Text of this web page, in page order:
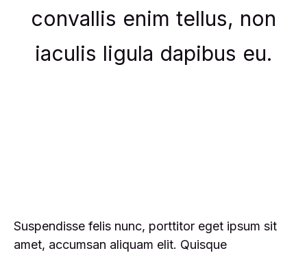
convallis enim tellus, non
iaculis ligula dapibus eu.
Suspendisse felis nunc, porttitor eget ipsum sit
amet, accumsan aliquam elit. Quisque